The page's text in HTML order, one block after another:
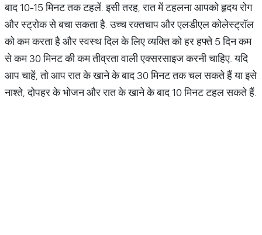
बाद 10-15 मिनट तक टहलें. इसी तरह, रात में टहलना आपको हृदय रोग
और स्ट्रोक से बचा सकता है. उच्च रक्तचाप और एलडीएल कोलेस्ट्रॉल
को कम करता है और स्वस्थ दिल के लिए व्यक्ति को हर हफ्ते 5 दिन कम
से कम 30 मिनट की कम तीव्रता वाली एक्सरसाइज करनी चाहिए. यदि
आप चाहें, तो आप रात के खाने के बाद 30 मिनट तक चल सकते हैं या इसे
नाश्ते, दोपहर के भोजन और रात के खाने के बाद 10 मिनट टहल सकते हैं.